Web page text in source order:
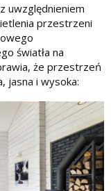
uwzględnieniem
przestrzeni
światła na
że przestrzeń
jasna i wysoka: